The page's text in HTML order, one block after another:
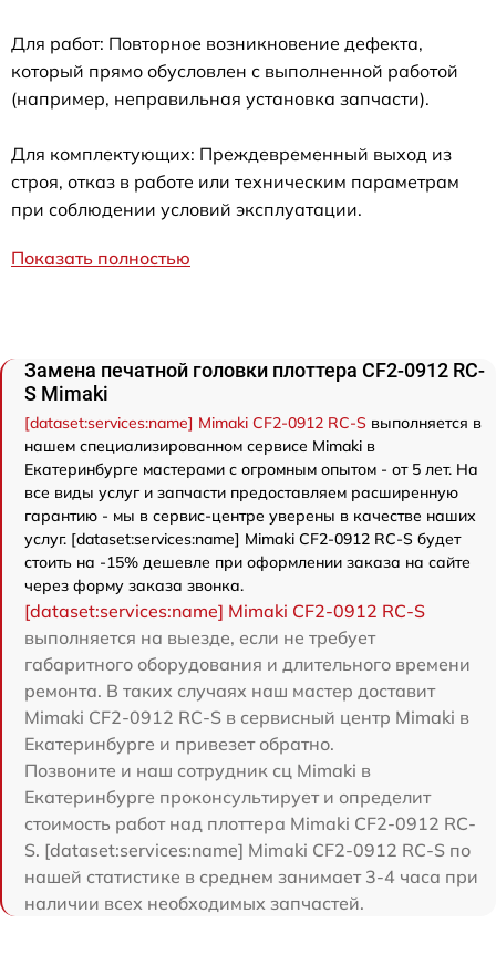
Для работ: Повторное возникновение дефекта,
который прямо обусловлен с выполненной работой
(например, неправильная установка запчасти).
Для комплектующих: Преждевременный выход из
строя, отказ в работе или техническим параметрам
при соблюдении условий эксплуатации.
Показать полностью
Замена печатной головки плоттера CF2-0912 RC-
S Mimaki
[dataset:services:name] Mimaki CF2-0912 RC-S выполняется в
нашем специализированном сервисе Mimaki в
Екатеринбурге мастерами с огромным опытом - от 5 лет. На
все виды услуг и запчасти предоставляем расширенную
гарантию - мы в сервис-центре уверены в качестве наших
услуг. [dataset:services:name] Mimaki CF2-0912 RC-S будет
стоить на -15% дешевле при оформлении заказа на сайте
через форму заказа звонка.
[dataset:services:name] Mimaki CF2-0912 RC-S
выполняется на выезде, если не требует
габаритного оборудования и длительного времени
ремонта. В таких случаях наш мастер доставит
Mimaki CF2-0912 RC-S в сервисный центр Mimaki в
Екатеринбурге и привезет обратно.
Позвоните и наш сотрудник сц Mimaki в
Екатеринбурге проконсультирует и определит
стоимость работ над плоттера Mimaki CF2-0912 RC-
S. [dataset:services:name] Mimaki CF2-0912 RC-S по
нашей статистике в среднем занимает 3-4 часа при
наличии всех необходимых запчастей.